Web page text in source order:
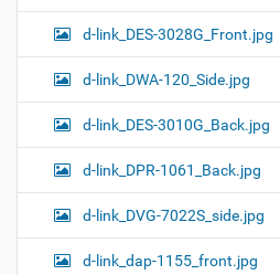
d-link_DES-3028G_Front.jpg
d-link_DWA-120_Side.jpg
d-link_DES-3010G_Back.jpg
d-link_DPR-1061_Back.jpg
d-link_DVG-7022S_side.jpg
d-link_dap-1155_front.jpg